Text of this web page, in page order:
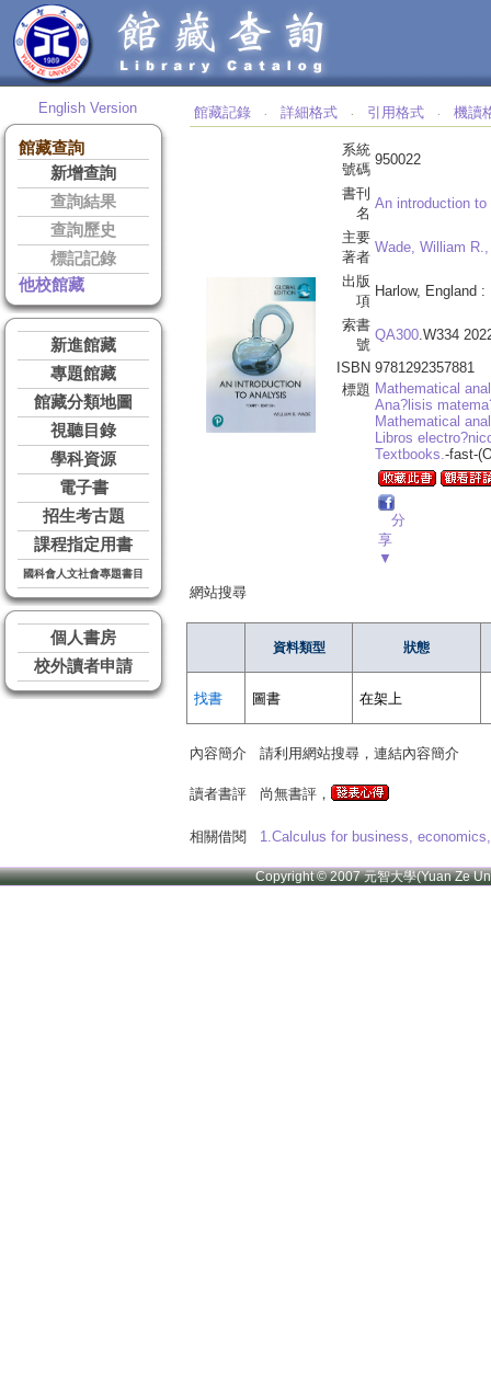
English Version
館藏查詢
新增查詢
查詢結果
查詢歷史
標記記錄
他校館藏
新進館藏
專題館藏
館藏分類地圖
視聽目錄
學科資源
電子書
招生考古題
課程指定用書
國科會人文社會專題書目
個人書房
校外讀者申請
館藏記錄 ‧ 詳細格式 ‧ 引用格式 ‧ 機讀
系統
號碼
950022
書刊
名
An introduction
主要
著者
Wade, William R.,
出版
項
Harlow, England :
索書
號
QA300.W334
ISBN 9781292357881
標題 Mathematical
Ana?lisis
Mathematical
Libros
Textbooks.-fast-
分
享
▼
網站搜尋
資料類型 狀態
找書 圖書 在架上
內容簡介 請利用網站搜尋，連結內容簡介
讀者書評 尚無書評，
相關借閱 1.Calculus for business,
Copyright © 2007 元智大學(Yuan Ze